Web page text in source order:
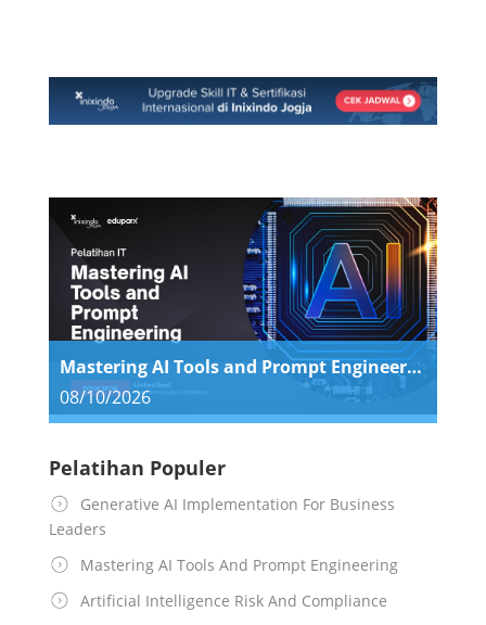
Mastering AI Tools and Prompt Engineering
08/10/2026
Pelatihan Populer
Generative AI Implementation For Business
Leaders
Mastering AI Tools And Prompt Engineering
Artificial Intelligence Risk And Compliance